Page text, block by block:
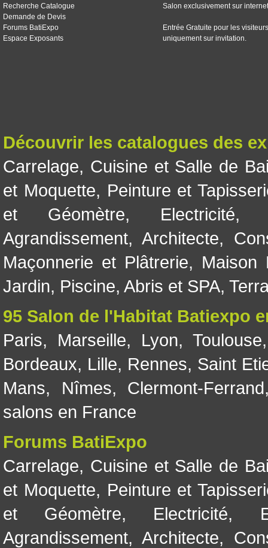
Recherche Catalogue
Demande de Devis
Forums BatiExpo
Espace Exposants
Salon exclusivement sur internet
Entrée Gratuite pour les visiteurs
uniquement sur invitation.
Découvrir les catalogues des
Carrelage, Cuisine et Salle de
et Moquette, Peinture et
et Géomètre, Electricité
Agrandissement, Architecte,
Maçonnerie et Plâtrerie, Maison
Jardin, Piscine, Abris et SPA,
95 Salon de l'Habitat Batiexpo
Paris, Marseille, Lyon, Toulouse
Bordeaux, Lille, Rennes, Saint
Mans, Nîmes, Clermont-Ferrand
salons en France
Forums BatiExpo
Carrelage, Cuisine et Salle de
et Moquette, Peinture et
et Géomètre, Electricité,
Agrandissement, Architecte,